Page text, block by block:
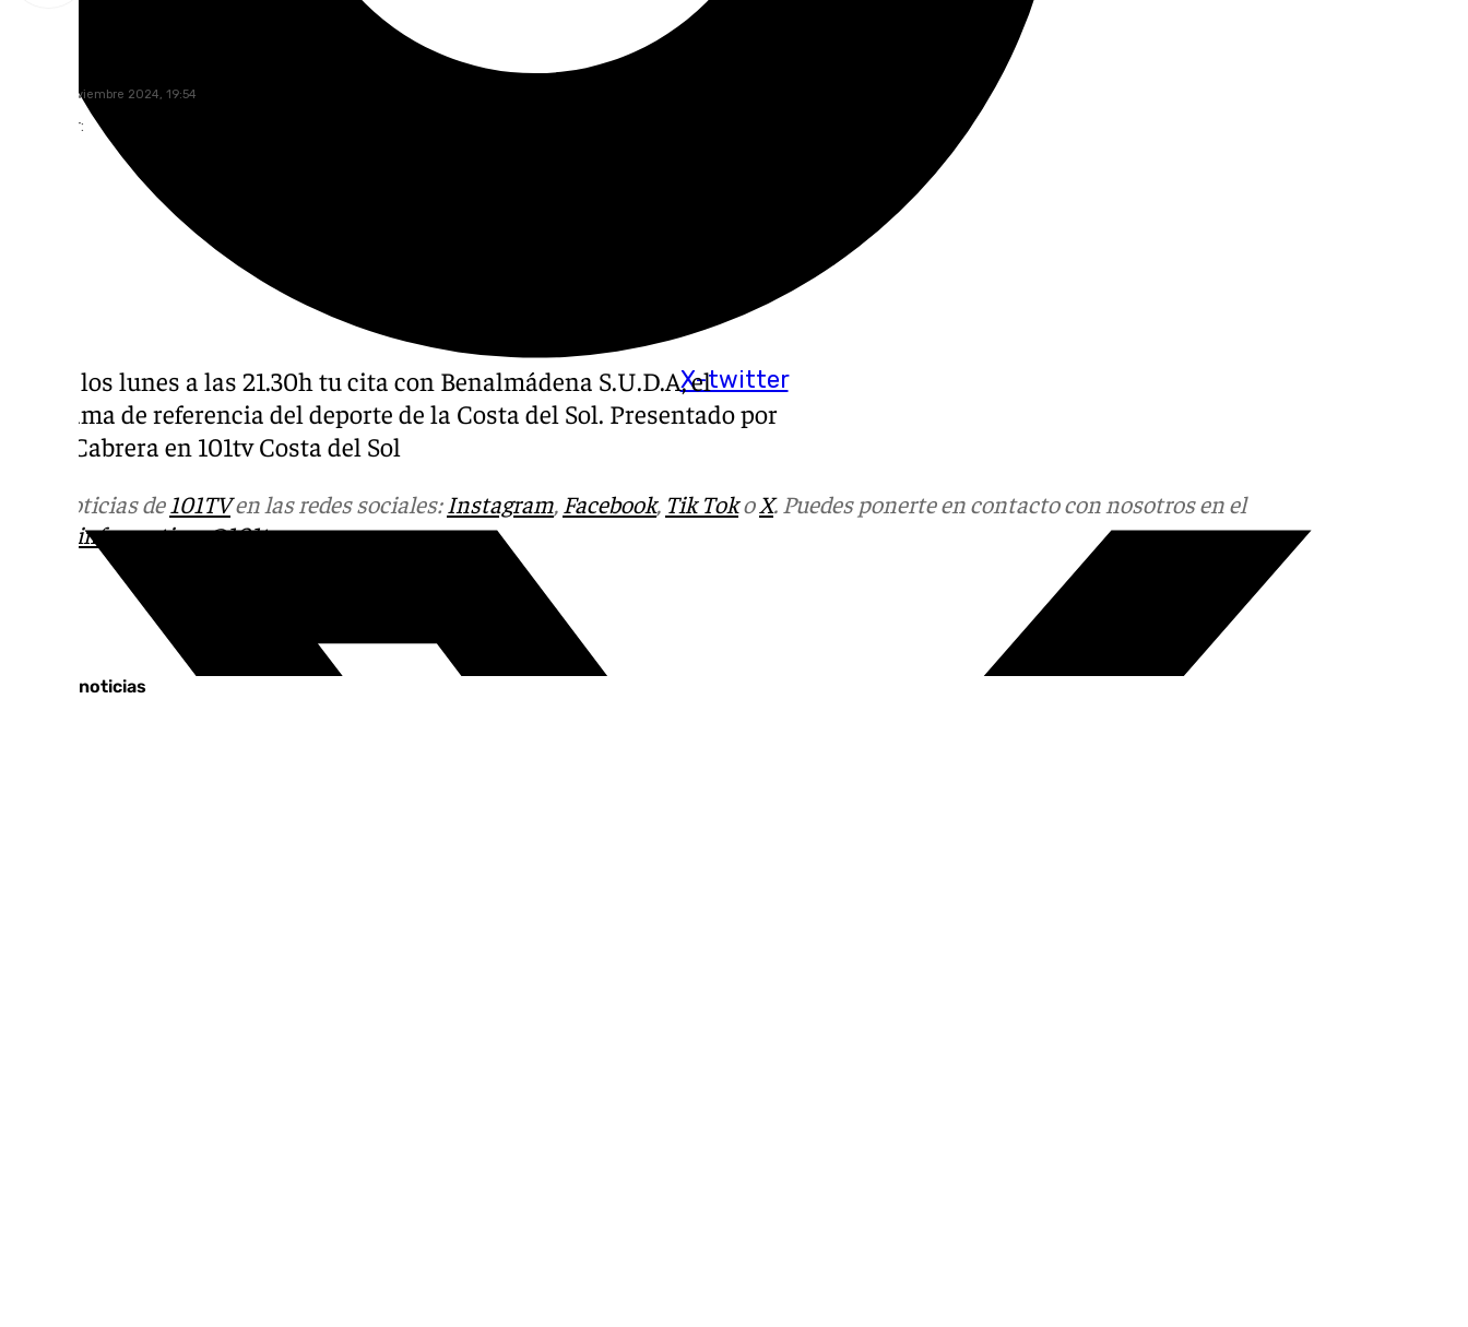
X-twitter
lunes, 11 noviembre 2024, 19:54
Compartir:
Todos los lunes a las 21.30h tu cita con Benalmádena S.U.D.A, el
programa de referencia del deporte de la Costa del Sol. Presentado por
Jorge Cabrera en 101tv Costa del Sol
Más noticias de 101TVen las redes sociales: Instagram, Facebook, Tik TokoX. Puedes ponerte en contacto con nosotros en el
informativos@101tv.es
Últimas noticias